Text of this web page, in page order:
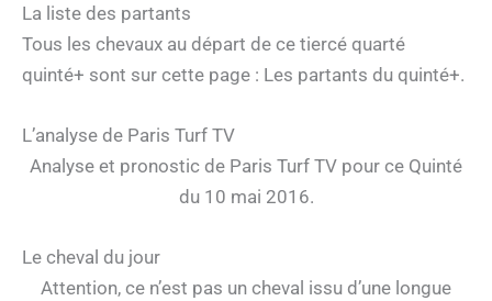
La liste des partants
Tous les chevaux au départ de ce tiercé quarté
quinté+ sont sur cette page : Les partants du quinté+.
L’analyse de Paris Turf TV
Analyse et pronostic de Paris Turf TV pour ce Quinté
du 10 mai 2016.
Le cheval du jour
Attention, ce n’est pas un cheval issu d’une longue